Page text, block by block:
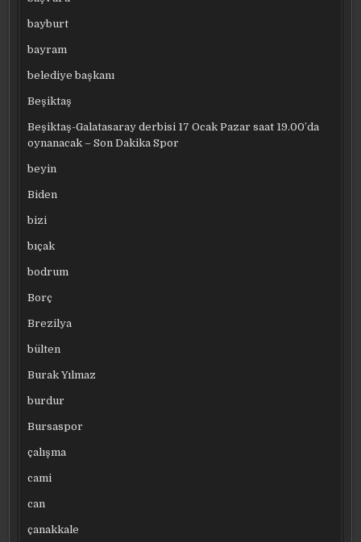
bayburt
bayram
belediye başkanı
Beşiktaş
Beşiktaş-Galatasaray derbisi 17 Ocak Pazar saat 19.00’da
oynanacak – Son Dakika Spor
beyin
Biden
bizi
bıçak
bodrum
Borç
Brezilya
bülten
Burak Yılmaz
burdur
Bursaspor
çalışma
cami
can
çanakkale